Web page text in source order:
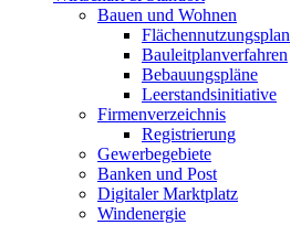
Bauen und Wohnen
Flächennutzungsplan
Bauleitplanverfahren
Bebauungspläne
Leerstandsinitiative
Firmenverzeichnis
Registrierung
Gewerbegebiete
Banken und Post
Digitaler Marktplatz
Windenergie